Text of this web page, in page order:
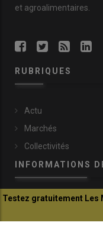
et agroalimentaires.
RUBRIQUES
Actu
Marchés
Collectivités
INFORMATIONS
1 Rue Léopold Sédar-
Testez gratuitement Les